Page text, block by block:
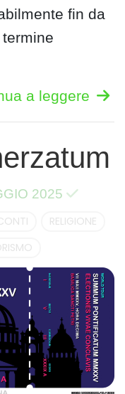
fin da
a leggere
2025
RELIGIONE